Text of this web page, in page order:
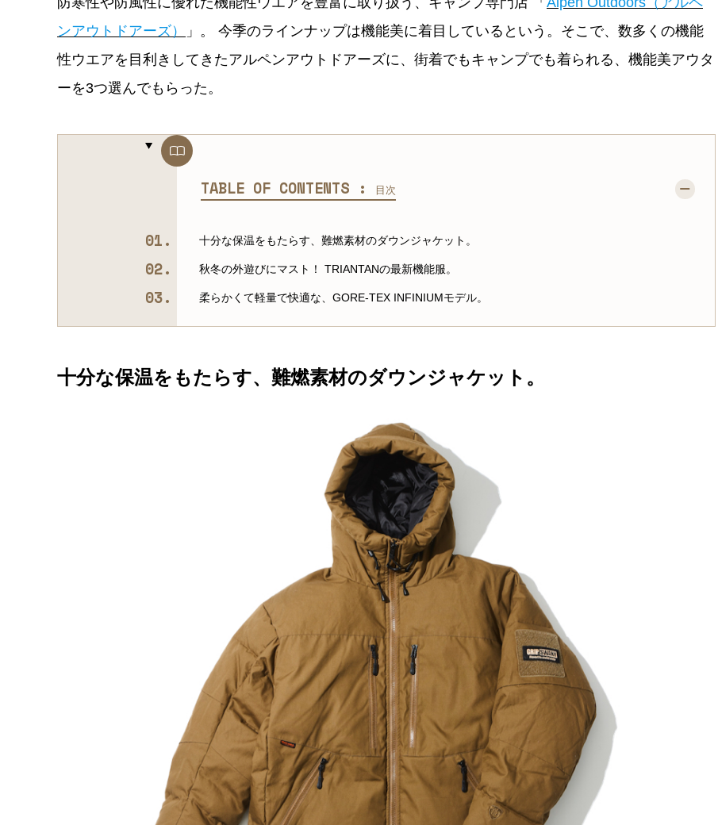
ンアウトドアーズ）
」。 今季のラインナップは機能美に着目しているという。そこで、数多くの機能
性ウエアを目利きしてきたアルペンアウトドアーズに、街着でもキャンプでも着られる、機能美アウタ
ーを3つ選んでもらった。
TABLE OF CONTENTS : 目次
十分な保温をもたらす、難燃素材のダウンジャケット。
秋冬の外遊びにマスト！ TRIANTANの最新機能服。
柔らかくて軽量で快適な、GORE-TEX INFINIUMモデル。
十分な保温をもたらす、難燃素材のダウンジャケット。